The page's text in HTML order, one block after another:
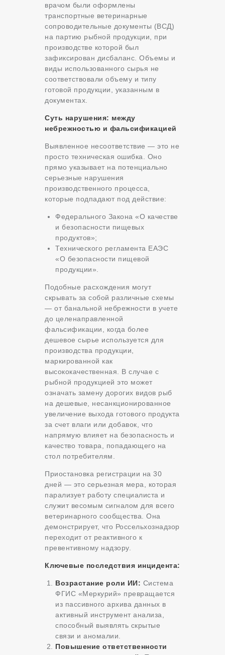
врачом были оформлены
транспортные ветеринарные
сопроводительные документы (ВСД)
на партию рыбной продукции, при
производстве которой был
зафиксирован дисбаланс. Объемы и
виды использованного сырья не
соответствовали объему и типу
готовой продукции, указанным в
документах.
Суть нарушения: между
небрежностью и фальсификацией
Выявленное несоответствие — это не
просто техническая ошибка. Оно
прямо указывает на потенциально
серьезные нарушения
производственного процесса,
которые подпадают под действие:
Федерального Закона «О качестве
и безопасности пищевых
продуктов»;
Технического регламента ЕАЭС
«О безопасности пищевой
продукции».
Подобные расхождения могут
скрывать за собой различные схемы
— от банальной небрежности в учете
до целенаправленной
фальсификации, когда более
дешевое сырье используется для
производства продукции,
маркированной как
высококачественная. В случае с
рыбной продукцией это может
означать замену дорогих видов рыб
на дешевые, несанкционированное
увеличение выхода готового продукта
за счет влаги или добавок, что
напрямую влияет на безопасность и
качество товара, попадающего на
стол потребителям.
Приостановка регистрации на 30
дней — это серьезная мера, которая
парализует работу специалиста и
служит весомым сигналом для всего
ветеринарного сообщества. Она
демонстрирует, что Россельхознадзор
переходит от реактивного к
превентивному надзору.
Ключевые последствия инцидента:
Возрастание роли ИИ: Система
ФГИС «Меркурий» превращается
из пассивного архива данных в
активный инструмент анализа,
способный выявлять скрытые
связи и аномалии.
Повышение ответственности